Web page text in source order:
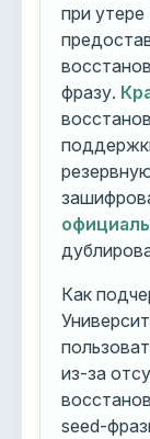
при
фразу.
Как
из-за
seed-